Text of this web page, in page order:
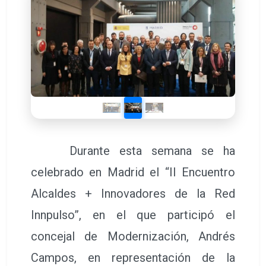
Durante esta semana se ha
celebrado en Madrid el “II Encuentro
Alcaldes + Innovadores de la Red
Innpulso”, en el que participó el
concejal de Modernización, Andrés
Campos, en representación de la